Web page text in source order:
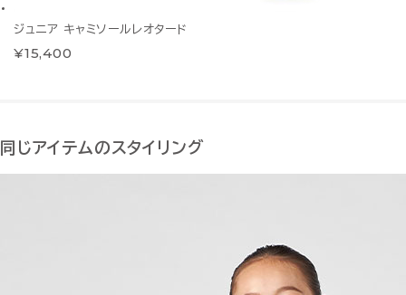
ジュニア キャミソールレオタード
¥15,400
同じアイテムのスタイリング